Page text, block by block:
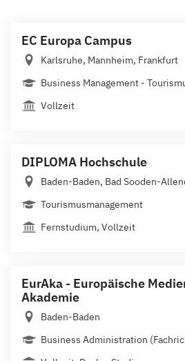
EC Europa Campus
Karlsruhe, Mannheim, Frankfurt
Business Management -
Vollzeit
DIPLOMA Hochschule
Baden-Baden, Bad Sooden-
Tourismusmanagement
Fernstudium, Vollzeit
EurAka - Europäische
Akademie
Baden-Baden
Business Administration